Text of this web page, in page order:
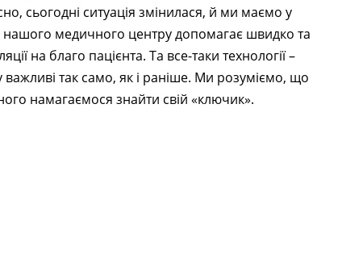
сьогодні ситуація змінилася, й ми маємо у
нашого медичного центру допомагає швидко та
на благо пацієнта. Та все-таки технології –
важливі так само, як і раніше. Ми розуміємо, що
намагаємося знайти свій «ключик».